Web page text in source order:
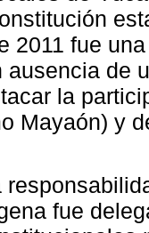
2011 fue
ausencia de
la
Mayaón) y
fue